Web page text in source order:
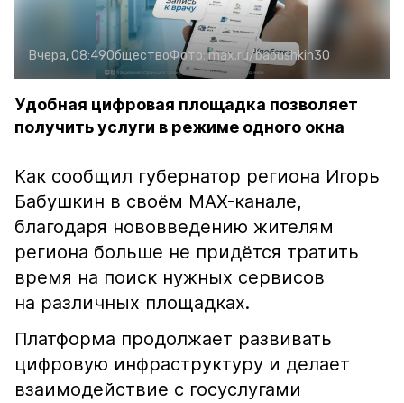
Вчера, 08:49ОбществоФото:max.ru/babushkin30
Удобная цифровая площадка позволяет
получить услуги в режиме одного окна
Как сообщил губернатор региона Игорь
Бабушкин в своём MAX-канале,
благодаря нововведению жителям
региона больше не придётся тратить
время на поиск нужных сервисов
на различных площадках.
Платформа продолжает развивать
цифровую инфраструктуру и делает
взаимодействие с госуслугами